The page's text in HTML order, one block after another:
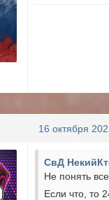
16 октября
СвД
Не понять
Если что, то